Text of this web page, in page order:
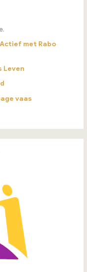
met Rabo
Leven
vaas